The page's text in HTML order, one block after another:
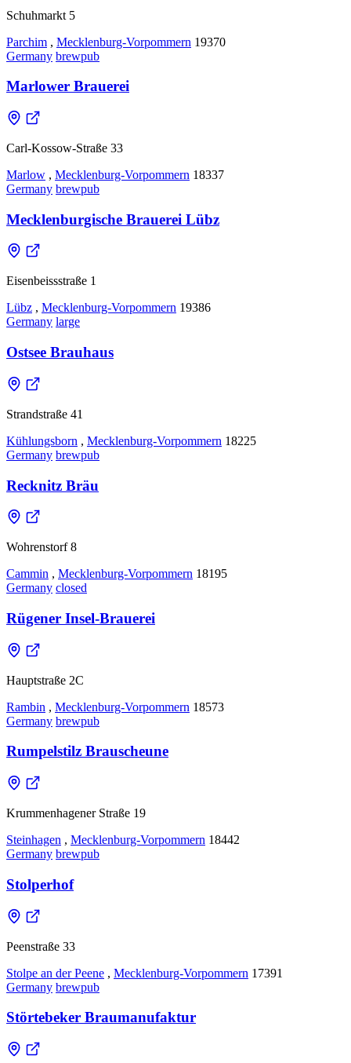
Schuhmarkt 5
Parchim , Mecklenburg-Vorpommern 19370
Germany brewpub
Marlower Brauerei
Carl-Kossow-Straße 33
Marlow , Mecklenburg-Vorpommern 18337
Germany brewpub
Mecklenburgische Brauerei Lübz
Eisenbeissstraße 1
Lübz , Mecklenburg-Vorpommern 19386
Germany large
Ostsee Brauhaus
Strandstraße 41
Kühlungsborn , Mecklenburg-Vorpommern 18225
Germany brewpub
Recknitz Bräu
Wohrenstorf 8
Cammin , Mecklenburg-Vorpommern 18195
Germany closed
Rügener Insel-Brauerei
Hauptstraße 2C
Rambin , Mecklenburg-Vorpommern 18573
Germany brewpub
Rumpelstilz Brauscheune
Krummenhagener Straße 19
Steinhagen , Mecklenburg-Vorpommern 18442
Germany brewpub
Stolperhof
Peenstraße 33
Stolpe an der Peene , Mecklenburg-Vorpommern 17391
Germany brewpub
Störtebeker Braumanufaktur